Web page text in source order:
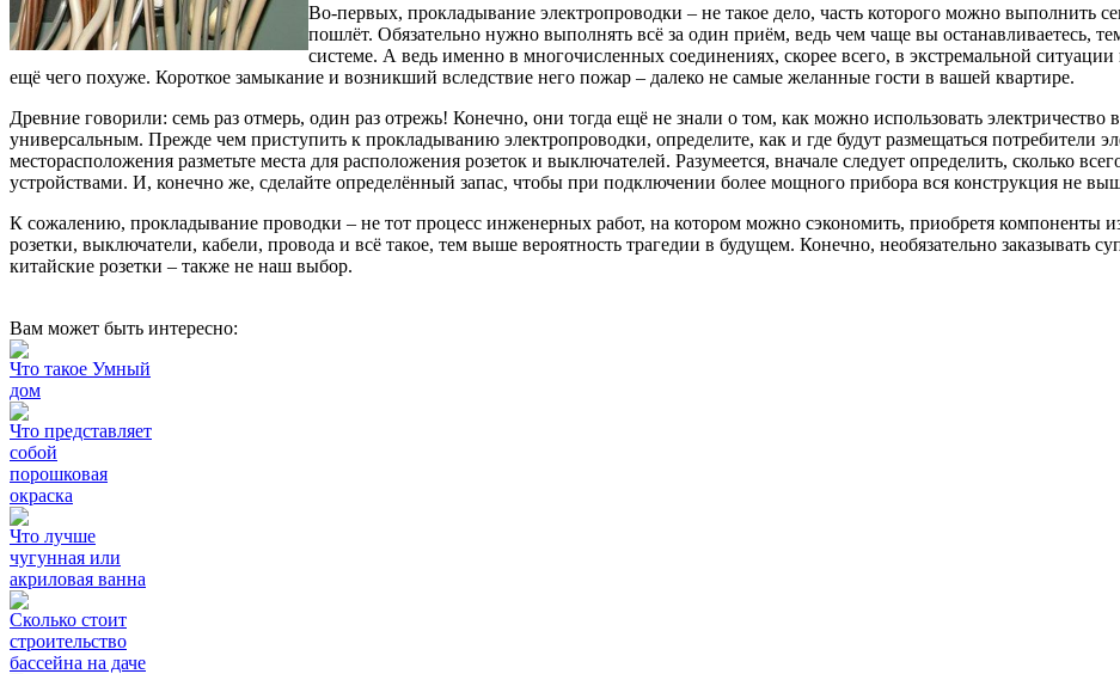
Во-первых, прокладывание электропроводки – не такое дело, часть которого можно выполнить
пошлёт. Обязательно нужно выполнять всё за один приём, ведь чем чаще вы останавливаетесь,
системе. А ведь именно в многочисленных соединениях, скорее всего, в экстремальной
ещё чего похуже. Короткое замыкание и возникший вследствие него пожар – далеко не самые желанные гости в вашей квартире.
Древние говорили: семь раз отмерь, один раз отрежь! Конечно, они тогда ещё не знали о том, как можно использовать
универсальным. Прежде чем приступить к прокладыванию электропроводки, определите, как и где будут размещаться потребители
месторасположения разметьте места для расположения розеток и выключателей. Разумеется, вначале следует определить, сколько
устройствами. И, конечно же, сделайте определённый запас, чтобы при подключении более мощного прибора вся конструкция не
К сожалению, прокладывание проводки – не тот процесс инженерных работ, на котором можно сэкономить, приобретя компоненты
розетки, выключатели, кабели, провода и всё такое, тем выше вероятность трагедии в будущем. Конечно, необязательно заказывать
китайские розетки – также не наш выбор.
Вам может быть интересно:
Что такое Умный
дом
Что представляет
собой
порошковая
окраска
Что лучше
чугунная или
акриловая ванна
Сколько стоит
строительство
бассейна на даче